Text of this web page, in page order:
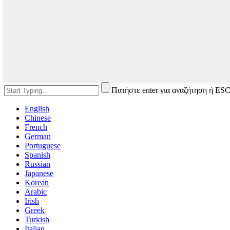
Πατήστε enter για αναζήτηση ή ESC
English
Chinese
French
German
Portuguese
Spanish
Russian
Japanese
Korean
Arabic
Irish
Greek
Turkish